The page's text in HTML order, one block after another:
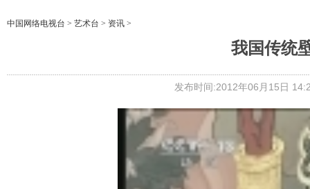
中国网络电视台 > 艺术台 > 资讯 >
我国传统
发布时间:2012年06月15日